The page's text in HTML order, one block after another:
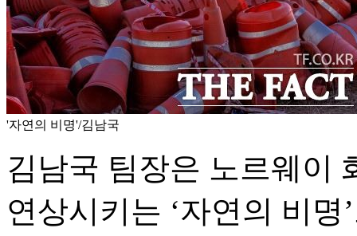
'자연의 비명'/김남국
김남국 팀장은 노르웨이
연상시키는 ‘자연의 비